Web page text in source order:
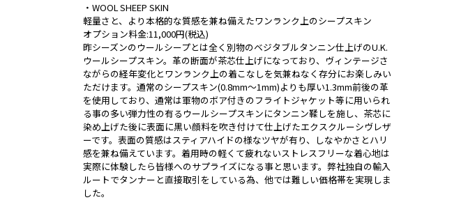
・WOOL SHEEP SKIN
軽量さと、より本格的な質感を兼ね備えたワンランク上のシープスキン
オプション料金:11,000円(税込)
昨シーズンのウールシープとは全く別物のベジタブルタンニン仕上げのU.K.
ウールシープスキン。革の断面が茶芯仕上げになっており、ヴィンテージさ
ながらの経年変化とワンランク上の着こなしを気兼ねなく存分にお楽しみい
ただけます。通常のシープスキン(0.8mm～1mm)よりも厚い1.3mm前後の革
を使用しており、通常は軍物のボア付きのフライトジャケット等に用いられ
る事の多い弾力性の有るウールシープスキンにタンニン鞣しを施し、茶芯に
染め上げた後に表面に黒い顔料を吹き付けて仕上げたエクスクルーシヴレザ
ーです。表面の質感はスティアハイドの様なツヤが有り、しなやかさとハリ
感を兼ね備えています。着用時の軽くて疲れないストレスフリーな着心地は
実際に体験したら皆様へのサプライズになる事と思います。弊社独自の輸入
ルートでタンナーと直接取引をしている為、他では難しい価格帯を実現しま
した。